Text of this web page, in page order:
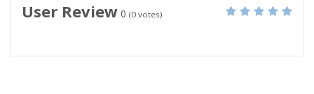
User Review 0 (0 votes)